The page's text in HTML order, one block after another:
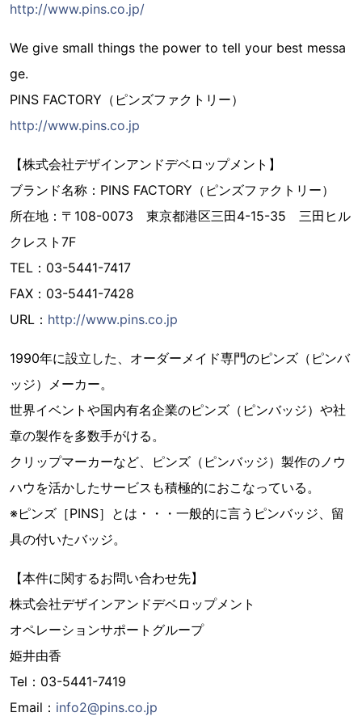
http://www.pins.co.jp/
We give small things the power to tell your best messa
ge.
PINS FACTORY（ピンズファクトリー）
http://www.pins.co.jp
【株式会社デザインアンドデベロップメント】
ブランド名称：PINS FACTORY（ピンズファクトリー）
所在地：〒108-0073 東京都港区三田4-15-35 三田ヒル
クレスト7F
TEL：03-5441-7417
FAX：03-5441-7428
URL： http://www.pins.co.jp
1990年に設立した、オーダーメイド専門のピンズ（ピンバ
ッジ）メーカー。
世界イベントや国内有名企業のピンズ（ピンバッジ）や社
章の製作を多数手がける。
クリップマーカーなど、ピンズ（ピンバッジ）製作のノウ
ハウを活かしたサービスも積極的におこなっている。
※ピンズ［PINS］とは・・・一般的に言うピンバッジ、留
具の付いたバッジ。
【本件に関するお問い合わせ先】
株式会社デザインアンドデベロップメント
オペレーションサポートグループ
姫井由香
Tel：03-5441-7419
Email： info2@pins.co.jp